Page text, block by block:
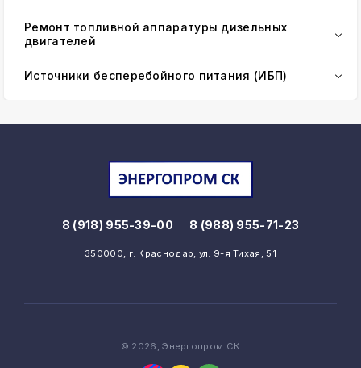
Ремонт топливной аппаратуры дизельных
двигателей
Источники бесперебойного питания (ИБП)
8 (918) 955-39-00 8 (988) 955-71-23
350000, г. Краснодар, ул. 9-я Тихая, 51
© 2026, Энергопром СК